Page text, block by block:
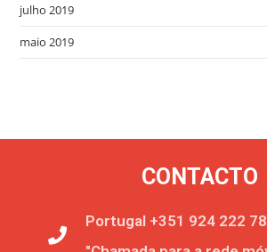
julho 2019
maio 2019
CONTACTO
Portugal +351 924 222